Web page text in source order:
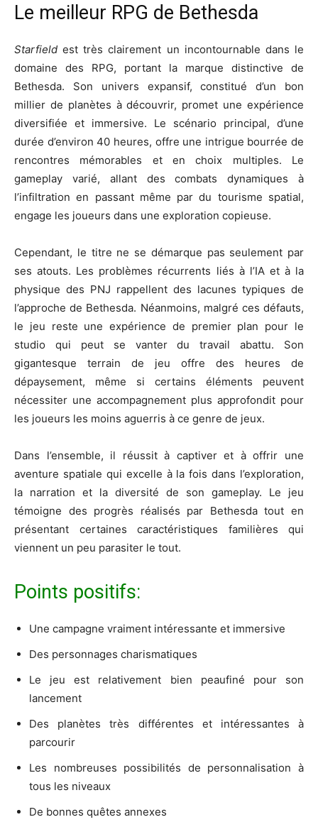
Le meilleur RPG de Bethesda
Starfield est très clairement un incontournable dans le
domaine des RPG, portant la marque distinctive de
Bethesda. Son univers expansif, constitué d’un bon
millier de planètes à découvrir, promet une expérience
diversifiée et immersive. Le scénario principal, d’une
durée d’environ 40 heures, offre une intrigue bourrée de
rencontres mémorables et en choix multiples. Le
gameplay varié, allant des combats dynamiques à
l’infiltration en passant même par du tourisme spatial,
engage les joueurs dans une exploration copieuse.
Cependant, le titre ne se démarque pas seulement par
ses atouts. Les problèmes récurrents liés à l’IA et à la
physique des PNJ rappellent des lacunes typiques de
l’approche de Bethesda. Néanmoins, malgré ces défauts,
le jeu reste une expérience de premier plan pour le
studio qui peut se vanter du travail abattu. Son
gigantesque terrain de jeu offre des heures de
dépaysement, même si certains éléments peuvent
nécessiter une accompagnement plus approfondit pour
les joueurs les moins aguerris à ce genre de jeux.
Dans l’ensemble, il réussit à captiver et à offrir une
aventure spatiale qui excelle à la fois dans l’exploration,
la narration et la diversité de son gameplay. Le jeu
témoigne des progrès réalisés par Bethesda tout en
présentant certaines caractéristiques familières qui
viennent un peu parasiter le tout.
Points positifs:
Une campagne vraiment intéressante et immersive
Des personnages charismatiques
Le jeu est relativement bien peaufiné pour son
lancement
Des planètes très différentes et intéressantes à
parcourir
Les nombreuses possibilités de personnalisation à
tous les niveaux
De bonnes quêtes annexes